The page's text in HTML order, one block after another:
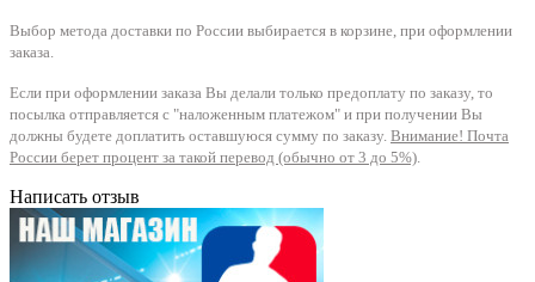
Выбор метода доставки по России выбирается в корзине, при оформлении
заказа.
Если при оформлении заказа Вы делали только предоплату по заказу, то
посылка отправляется с "наложенным платежом" и при получении Вы
должны будете доплатить оставшуюся сумму по заказу. Внимание! Почта
России берет процент за такой перевод (обычно от 3 до 5%).
Написать отзыв